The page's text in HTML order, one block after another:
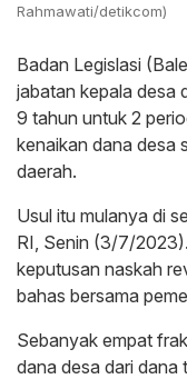
Rahmawati/detikcom)
Badan Legislasi
jabatan kepala desa
9 tahun untuk 2
kenaikan dana desa
daerah.
Usul itu mulanya di
RI, Senin (3/7/
keputusan naskah
bahas bersama
Sebanyak empat
dana desa dari dana